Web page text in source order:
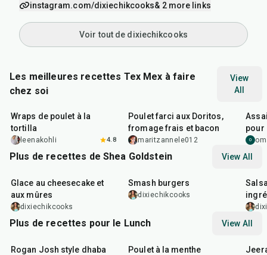
instagram.com/dixiechikcooks& 2 more links
Voir tout de dixiechikcooks
Les meilleures recettes Tex Mex à faire
chez soi
View
All
30min
Wraps de poulet à la
tortilla
leenakohli 4.8
Poulet farci aux Doritos,
fromage frais et bacon
maritzannele012
pour
O
Plus de recettes de Shea Goldstein View All
Glace au cheesecake et
aux mûres
dixiechikcooks
Smash burgers
dixiechikcooks
Plus de recettes pour le Lunch View All
Rogan Josh style dhaba Poulet à la menthe